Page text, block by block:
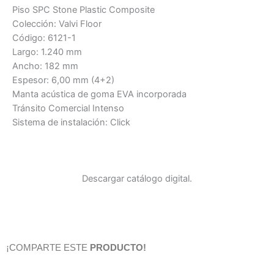
Piso SPC Stone Plastic Composite
Colección: Valvi Floor
Código: 6121-1
Largo: 1.240 mm
Ancho: 182 mm
Espesor: 6,00 mm (4+2)
Manta acústica de goma EVA incorporada
Tránsito Comercial Intenso
Sistema de instalación: Click
Descargar catálogo digital.
¡COMPARTE ESTE PRODUCTO!